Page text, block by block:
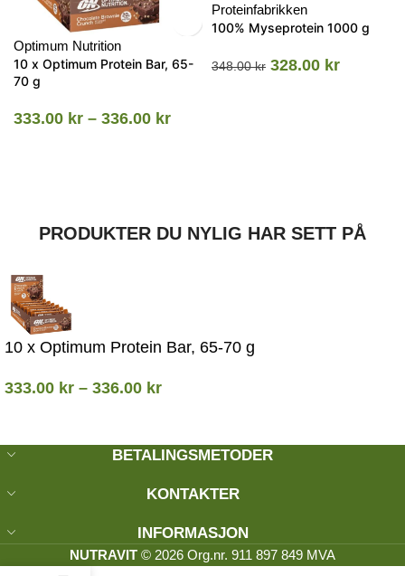
Optimum Nutrition
10 x Optimum Protein Bar, 65-
70 g
333.00 kr – 336.00 kr
Proteinfabrikken
100% Myseprotein 1000 g
348.00kr 328.00 kr
PRODUKTER DU NYLIG HAR SETT PÅ
10 x Optimum Protein Bar, 65-70 g
333.00 kr – 336.00 kr
BETALINGSMETODER
KONTAKTER
INFORMASJON
NUTRAVIT © 2026 Org.nr. 911 897 849 MVA